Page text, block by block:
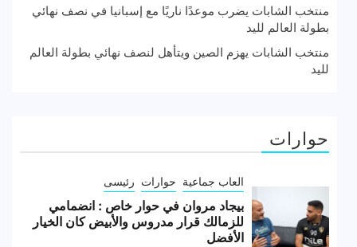
منتخب الشابات يضرب موعدًا ناريًا مع إسبانيا في نصف نهائي
بطولة العالم لليد
منتخب الشابات يهزم الصين ويتأهل لنصف نهائي بطولة العالم
لليد
حوارات
العاب جماعية حوارات رئيسى
بيجاد مروان في حوار خاص : انضمامي
للزمالك قرار مدروس والأبيض كان الخيار
الأفضل